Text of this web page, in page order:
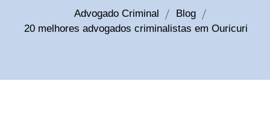
Advogado Criminal
Blog
20 melhores advogados criminalistas em Ouricuri